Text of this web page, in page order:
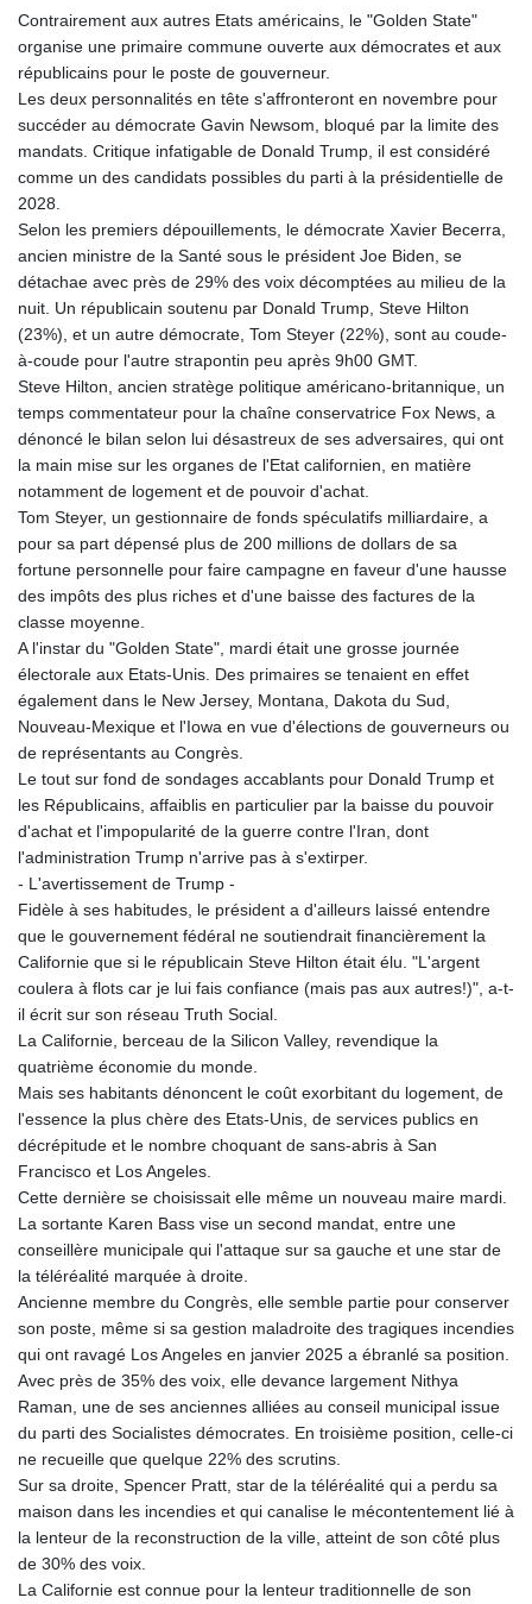
GYD 241.157003
HKD 9.067746
HNL 30.895616
HRK 7.536622
HTG 150.718127
HUF 363.096405
IDR 20580.370421
IMP 0.8566
INR 110.076256
IQD 1509.981237
IRR
1590322.371805
ISK 142.598215
JEP 0.8566
JMD 183.057725
JOD 0.819746
JPY 182.445186
KES 149.158147
KGS 101.104505
KHR 4681.941823
KMF 492.514185
KRW 1627.712241
KYD 0.960588
KZT 540.233287
LAK 26025.676609
LBP
LKR 386.635196
LRD 208.057415
LSL 18.726567
LTL 3.413768
LYD 7.331909
MAD 10.743067
MDL 20.044751
MGA 4918.938878
MKD 61.524236
MMK 2427.596601
MOP 9.314584
MRU 46.338424
MUR 54.419742
MWK 1998.775164
MXN 19.811945
MYR 4.728715
NAD 18.726567
NGN 1577.963717
NIO 42.419473
NOK 10.99759
NPR 175.501819
NZD 1.961547
OMR 0.442445
PAB 1.152686
PEN 3.903651
PGK 5.093937
PKR 320.014324
Contrairement aux autres Etats américains, le "Golden State"
organise une primaire commune ouverte aux démocrates et aux
républicains pour le poste de gouverneur.
Les deux personnalités en tête s'affronteront en novembre pour
succéder au démocrate Gavin Newsom, bloqué par la limite des
mandats. Critique infatigable de Donald Trump, il est considéré
comme un des candidats possibles du parti à la présidentielle de
2028.
Selon les premiers dépouillements, le démocrate Xavier Becerra,
ancien ministre de la Santé sous le président Joe Biden, se
détachae avec près de 29% des voix décomptées au milieu de la
nuit. Un républicain soutenu par Donald Trump, Steve Hilton
(23%), et un autre démocrate, Tom Steyer (22%), sont au coude-
à-coude pour l'autre strapontin peu après 9h00 GMT.
Steve Hilton, ancien stratège politique américano-britannique, un
temps commentateur pour la chaîne conservatrice Fox News, a
dénoncé le bilan selon lui désastreux de ses adversaires, qui ont
la main mise sur les organes de l'Etat californien, en matière
notamment de logement et de pouvoir d'achat.
Tom Steyer, un gestionnaire de fonds spéculatifs milliardaire, a
pour sa part dépensé plus de 200 millions de dollars de sa
fortune personnelle pour faire campagne en faveur d'une hausse
des impôts des plus riches et d'une baisse des factures de la
classe moyenne.
A l'instar du "Golden State", mardi était une grosse journée
électorale aux Etats-Unis. Des primaires se tenaient en effet
également dans le New Jersey, Montana, Dakota du Sud,
Nouveau-Mexique et l'Iowa en vue d'élections de gouverneurs ou
de représentants au Congrès.
Le tout sur fond de sondages accablants pour Donald Trump et
les Républicains, affaiblis en particulier par la baisse du pouvoir
d'achat et l'impopularité de la guerre contre l'Iran, dont
l'administration Trump n'arrive pas à s'extirper.
- L'avertissement de Trump -
Fidèle à ses habitudes, le président a d'ailleurs laissé entendre
que le gouvernement fédéral ne soutiendrait financièrement la
Californie que si le républicain Steve Hilton était élu. "L'argent
coulera à flots car je lui fais confiance (mais pas aux autres!)", a-t-
il écrit sur son réseau Truth Social.
La Californie, berceau de la Silicon Valley, revendique la
quatrième économie du monde.
Mais ses habitants dénoncent le coût exorbitant du logement, de
l'essence la plus chère des Etats-Unis, de services publics en
décrépitude et le nombre choquant de sans-abris à San
Francisco et Los Angeles.
Cette dernière se choisissait elle même un nouveau maire mardi.
La sortante Karen Bass vise un second mandat, entre une
conseillère municipale qui l'attaque sur sa gauche et une star de
la téléréalité marquée à droite.
Ancienne membre du Congrès, elle semble partie pour conserver
son poste, même si sa gestion maladroite des tragiques incendies
qui ont ravagé Los Angeles en janvier 2025 a ébranlé sa position.
Avec près de 35% des voix, elle devance largement Nithya
Raman, une de ses anciennes alliées au conseil municipal issue
du parti des Socialistes démocrates. En troisième position, celle-ci
ne recueille que quelque 22% des scrutins.
Sur sa droite, Spencer Pratt, star de la téléréalité qui a perdu sa
maison dans les incendies et qui canalise le mécontentement lié à
la lenteur de la reconstruction de la ville, atteint de son côté plus
de 30% des voix.
La Californie est connue pour la lenteur traditionnelle de son